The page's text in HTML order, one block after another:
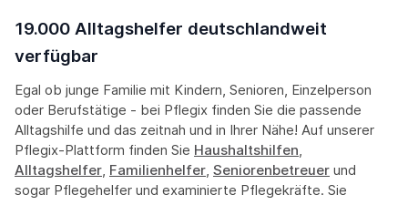
19.000 Alltagshelfer deutschlandweit
verfügbar
Egal ob junge Familie mit Kindern, Senioren, Einzelperson
oder Berufstätige - bei Pflegix finden Sie die passende
Alltagshilfe und das zeitnah und in Ihrer Nähe! Auf unserer
Pflegix-Plattform finden Sie Haushaltshilfen,
Alltagshelfer, Familienhelfer, Seniorenbetreuer und
sogar Pflegehelfer und examinierte Pflegekräfte. Sie